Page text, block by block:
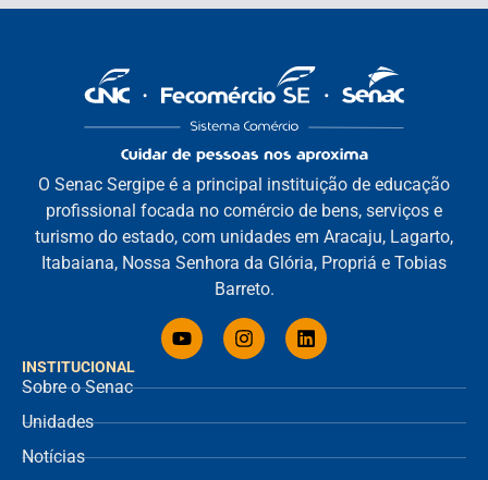
INSTITUCIONAL
Sobre o Senac
Unidades
Notícias
O Senac Sergipe é a principal instituição de educação
profissional focada no comércio de bens, serviços e
turismo do estado, com unidades em Aracaju, Lagarto,
Itabaiana, Nossa Senhora da Glória, Propriá e Tobias
Barreto.